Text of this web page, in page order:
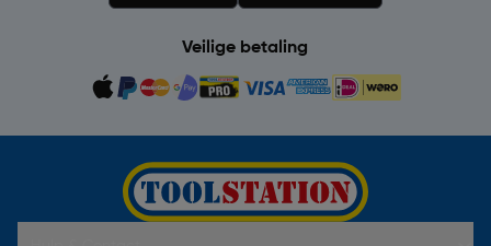
Veilige betaling